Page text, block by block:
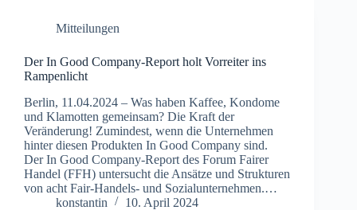
Mitteilungen
Der In Good Company-Report holt Vorreiter ins
Rampenlicht
Berlin, 11.04.2024 – Was haben Kaffee, Kondome
und Klamotten gemeinsam? Die Kraft der
Veränderung! Zumindest, wenn die Unternehmen
hinter diesen Produkten In Good Company sind.
Der In Good Company-Report des Forum Fairer
Handel (FFH) untersucht die Ansätze und Strukturen
von acht Fair-Handels- und Sozialunternehmen.…
konstantin
10. April 2024